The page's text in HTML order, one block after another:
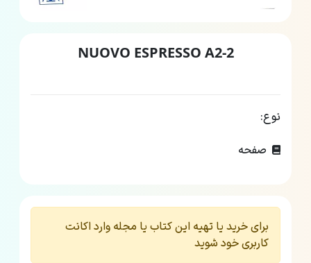
NUOVO ESPRESSO A2-2
نوع:
صفحه
برای خرید یا تهیه این کتاب یا مجله وارد اکانت
کاربری خود شوید